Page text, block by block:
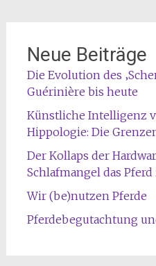
Neue Beiträge
Die Evolution des
Guérinière bis heute
Künstliche Intelligenz
Hippologie: Die
Der Kollaps der
Schlafmangel das
Wir (be)nutzen Pferde
Pferdebegutachtung